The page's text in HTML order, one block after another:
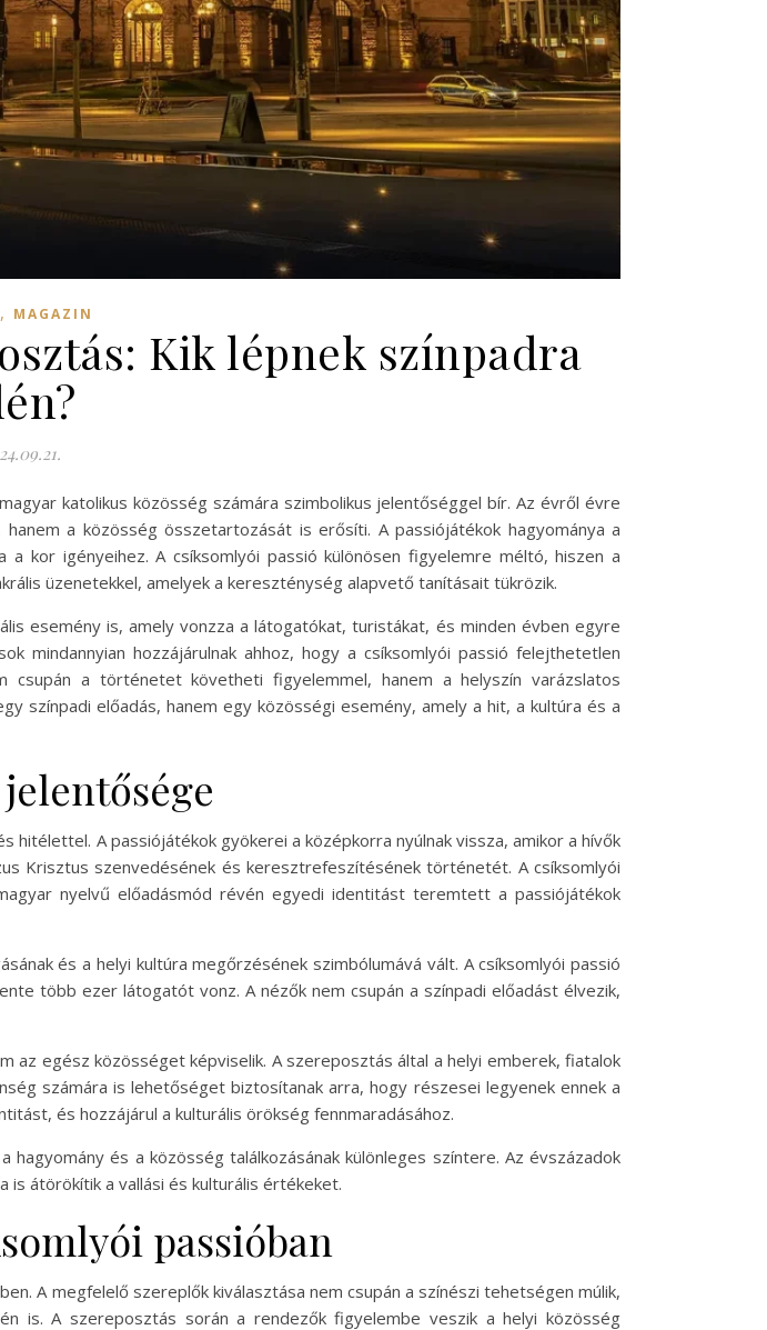
, MAGAZIN
Kik lépnek színpadra
katolikus közösség számára szimbolikus jelentőséggel bír. Az évről évre
a közösség összetartozását is erősíti. A passiójátékok hagyománya a
kor igényeihez. A csíksomlyói passió különösen figyelemre méltó, hiszen a
üzenetekkel, amelyek a kereszténység alapvető tanításait tükrözik.
esemény is, amely vonzza a látogatókat, turistákat, és minden évben egyre
mindannyian hozzájárulnak ahhoz, hogy a csíksomlyói passió felejthetetlen
a történetet követheti figyelemmel, hanem a helyszín varázslatos
színpadi előadás, hanem egy közösségi esemény, amely a hit, a kultúra és a
A passiójátékok gyökerei a középkorra nyúlnak vissza, amikor a hívők
Krisztus szenvedésének és keresztrefeszítésének történetét. A csíksomlyói
nyelvű előadásmód révén egyedi identitást teremtett a passiójátékok
és a helyi kultúra megőrzésének szimbólumává vált. A csíksomlyói passió
több ezer látogatót vonz. A nézők nem csupán a színpadi előadást élvezik,
az egész közösséget képviselik. A szereposztás által a helyi emberek, fiatalok
számára is lehetőséget biztosítanak arra, hogy részesei legyenek ennek a
és hozzájárul a kulturális örökség fennmaradásához.
és a közösség találkozásának különleges színtere. Az évszázadok
is átörökítik a vallási és kulturális értékeket.
passióban
A megfelelő szereplők kiválasztása nem csupán a színészi tehetségen múlik,
is. A szereposztás során a rendezők figyelembe veszik a helyi közösség